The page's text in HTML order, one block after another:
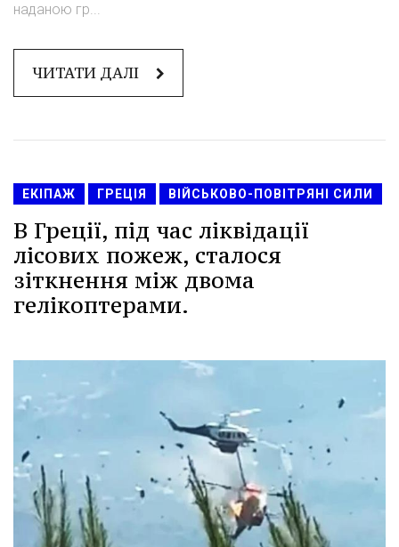
наданою гр...
ЧИТАТИ ДАЛІ
ЕКІПАЖ ГРЕЦІЯ ВІЙСЬКОВО-ПОВІТРЯНІ СИЛИ
В Греції, під час ліквідації
лісових пожеж, сталося
зіткнення між двома
гелікоптерами.